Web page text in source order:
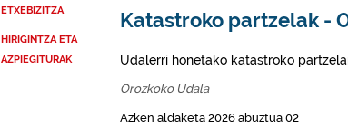
ETXEBIZITZA
HIRIGINTZA ETA
AZPIEGITURAK
Katastroko partzelak -
Udalerri honetako katastroko
Orozkoko Udala
Azken aldaketa 2026 abuztua 02